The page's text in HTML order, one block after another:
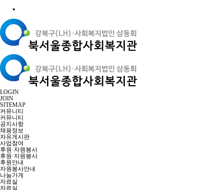
LOGIN
JOIN
SITEMAP
커뮤니티
커뮤니티
공지사항
채용정보
자유게시판
사업참여
후원·자원봉사
후원·자원봉사
후원안내
자원봉사안내
나눔가게
자료실
자료실